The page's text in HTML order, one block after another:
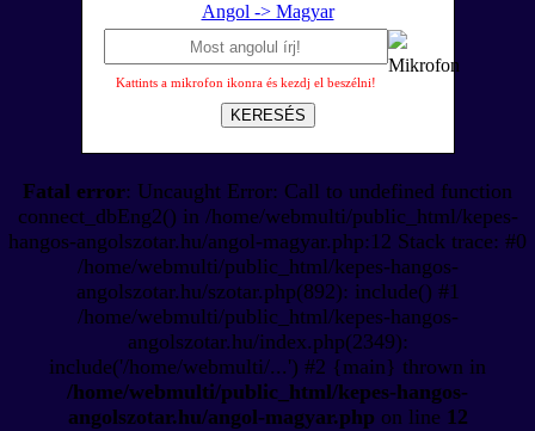
Angol -> Magyar
Kattints a mikrofon ikonra és kezdj el beszélni!
KERESÉS
Fatal error: Uncaught Error: Call to undefined function
connect_dbEng2() in /home/webmulti/public_html/kepes-
hangos-angolszotar.hu/angol-magyar.php:12 Stack trace: #0
/home/webmulti/public_html/kepes-hangos-
angolszotar.hu/szotar.php(892): include() #1
/home/webmulti/public_html/kepes-hangos-
angolszotar.hu/index.php(2349):
include('/home/webmulti/...') #2 {main} thrown in
/home/webmulti/public_html/kepes-hangos-
angolszotar.hu/angol-magyar.php on line 12